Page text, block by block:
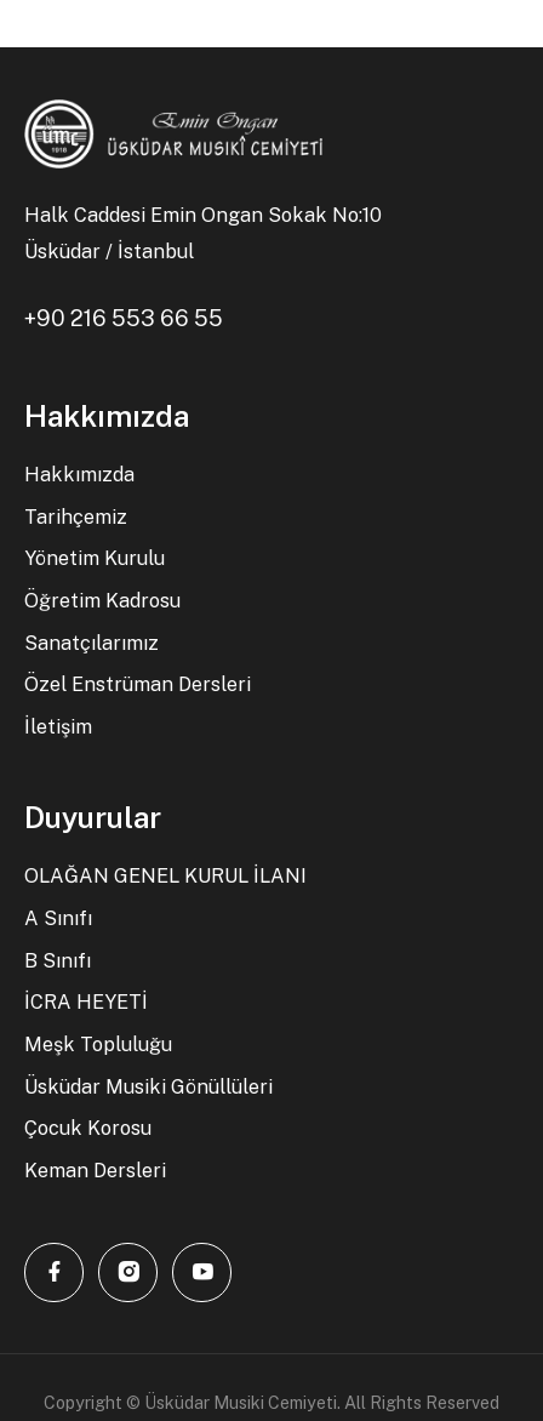
Halk Caddesi Emin Ongan Sokak No:10
Üsküdar / İstanbul
+90 216 553 66 55
Hakkımızda
Hakkımızda
Tarihçemiz
Yönetim Kurulu
Öğretim Kadrosu
Sanatçılarımız
Özel Enstrüman Dersleri
İletişim
Duyurular
OLAĞAN GENEL KURUL İLANI
A Sınıfı
B Sınıfı
İCRA HEYETİ
Meşk Topluluğu
Üsküdar Musiki Gönüllüleri
Çocuk Korosu
Keman Dersleri
Copyright © Üsküdar Musiki Cemiyeti. All Rights Reserved